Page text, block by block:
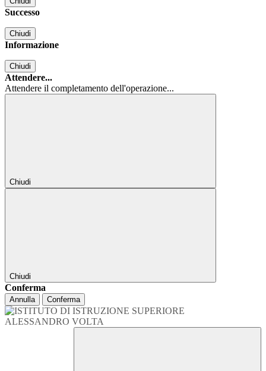
Successo
Chiudi
Informazione
Chiudi
Attendere...
Attendere il completamento dell'operazione...
Chiudi
Chiudi
Conferma
Annulla Conferma